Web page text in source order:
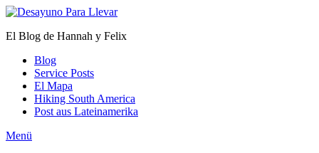
Zum
springen
El Blog de Hannah y Felix
Blog
Service Posts
El Mapa
Hiking South America
Post aus Lateinamerika
Menü